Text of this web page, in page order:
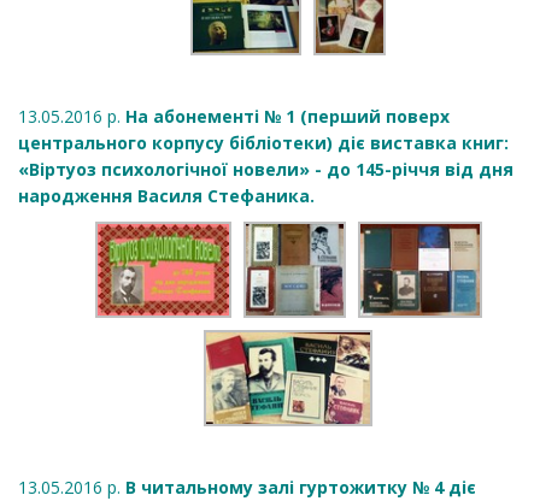
13.05.2016 р. На абонементі № 1 (перший поверх
центрального корпусу бібліотеки) діє виставка книг:
«Віртуоз психологічної новели» - до 145-річчя від дня
народження Василя Стефаника.
13.05.2016 р. В читальному залі гуртожитку № 4 діє